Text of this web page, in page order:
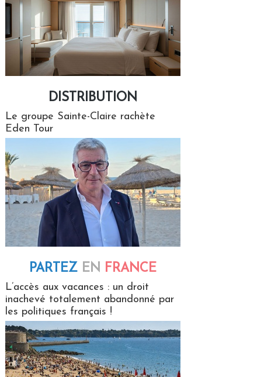
DISTRIBUTION
Le groupe Sainte-Claire rachète
Eden Tour
PARTEZ EN FRANCE
L’accès aux vacances : un droit
inachevé totalement abandonné par
les politiques français !